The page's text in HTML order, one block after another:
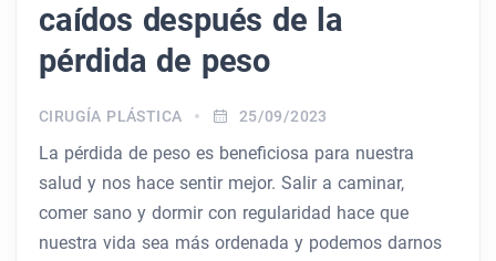
caídos después de la
pérdida de peso
CIRUGÍA PLÁSTICA 25/09/2023
La pérdida de peso es beneficiosa para nuestra
salud y nos hace sentir mejor. Salir a caminar,
comer sano y dormir con regularidad hace que
nuestra vida sea más ordenada y podemos darnos